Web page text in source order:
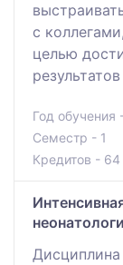
с
целью
результатов
Год обучения
Семестр - 1
Кредитов - 64